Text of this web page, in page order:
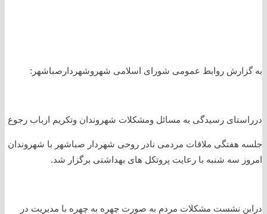
به گزارش روابط عمومی شورای اسلامی شهروشهردارصباشهر:
درراستای رسیدگی به مسائل ومشکلات شهروندان وتکریم ارباب رجوع
جلسه هفتگی ملاقات مردمی نادر روحی شهردار صباشهر با شهروندان
امروز سه شنبه با رعایت پروتکل های بهداشتی برگزار شد.
دراین نشست مشکلات مردم به صورت چهره به چهره با مدیریت در